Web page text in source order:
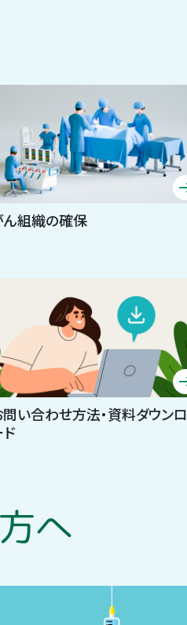
ん組織の確保
問い合わせ方法・資料ダウンロ
へ